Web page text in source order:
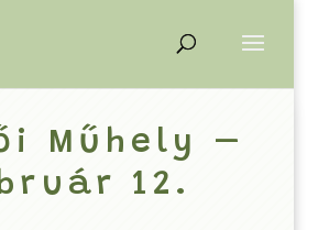
Műhely –
12.